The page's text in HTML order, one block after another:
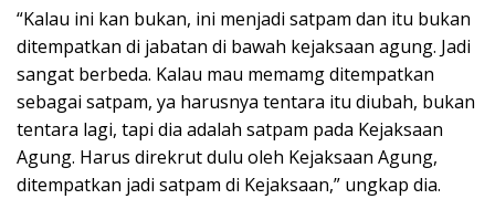
“Kalau ini kan bukan, ini menjadi satpam dan itu bukan
ditempatkan di jabatan di bawah kejaksaan agung. Jadi
sangat berbeda. Kalau mau memamg ditempatkan
sebagai satpam, ya harusnya tentara itu diubah, bukan
tentara lagi, tapi dia adalah satpam pada Kejaksaan
Agung. Harus direkrut dulu oleh Kejaksaan Agung,
ditempatkan jadi satpam di Kejaksaan,” ungkap dia.